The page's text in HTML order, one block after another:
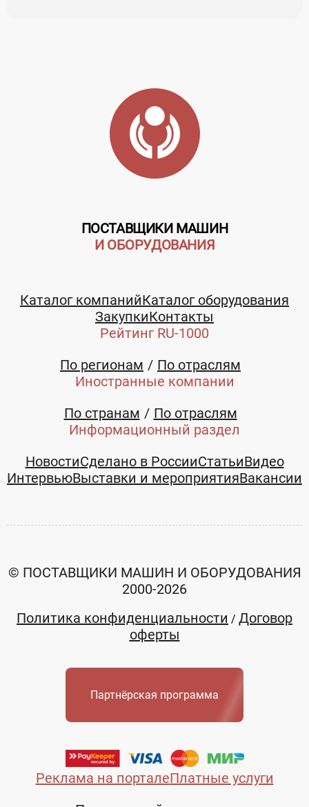
ПОСТАВЩИКИ МАШИН
И ОБОРУДОВАНИЯ
Каталог компанийКаталог оборудования
ЗакупкиКонтакты
Рейтинг RU-1000
По регионам
По отраслям
Иностранные компании
По странам
По отраслям
Информационный раздел
НовостиСделано в РоссииСтатьиВидео
ИнтервьюВыставки и мероприятияВакансии
Реклама на порталеПлатные услуги
© ПОСТАВЩИКИ МАШИН И ОБОРУДОВАНИЯ
2000-2026
Политика конфиденциальности / Договор
оферты
Партнёрская программа